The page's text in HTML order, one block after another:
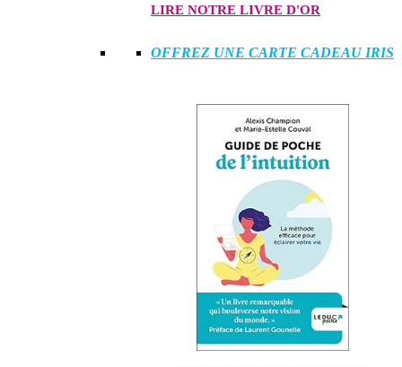
LIRE NOTRE LIVRE D'OR
OFFREZ UNE CARTE CADEAU IRIS